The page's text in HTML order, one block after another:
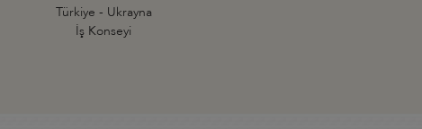
Türkiye - Ukrayna
İş Konseyi